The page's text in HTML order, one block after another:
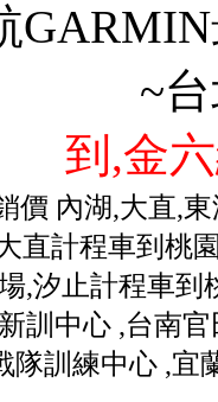
~
到,金
價 內湖,大直,
直計程車到桃
,汐止計程車
訓中心 ,台南
隊訓練中心 ,